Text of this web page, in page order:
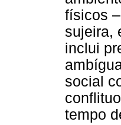
físicos
sujeira,
inclui
social
tempo